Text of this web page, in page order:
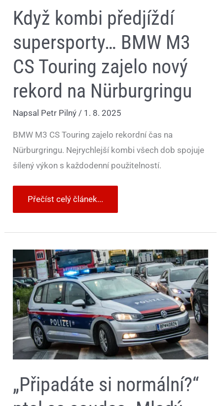
Když kombi předjíždí
supersporty… BMW M3
CS Touring zajelo nový
rekord na Nürburgringu
Napsal Petr Pilný / 1. 8. 2025
BMW M3 CS Touring zajelo rekordní čas na
Nürburgringu. Nejrychlejší kombi všech dob spojuje
šílený výkon s každodenní použitelností.
Přečíst celý článek...
„Připadáte si normální?“
„Připadáte
si
normální?“
ptal
se
soudce.
Mladý
řidič
přišel
o
auto
kvůli
tomu,
že
Vídni
jel
230